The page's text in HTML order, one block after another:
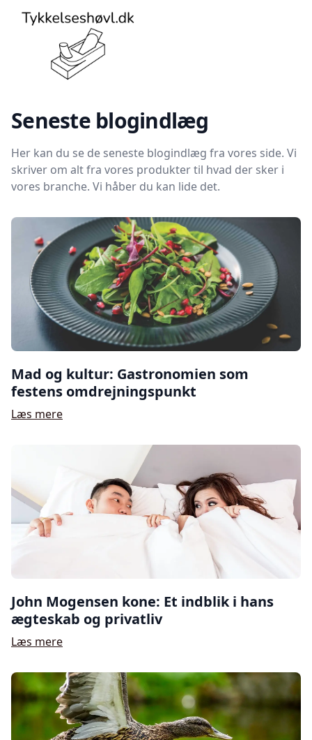
Seneste blogindlæg
Her kan du se de seneste blogindlæg fra vores side. Vi
skriver om alt fra vores produkter til hvad der sker i
vores branche. Vi håber du kan lide det.
Mad og kultur: Gastronomien som
festens omdrejningspunkt
Læs mere
John Mogensen kone: Et indblik i hans
ægteskab og privatliv
Læs mere